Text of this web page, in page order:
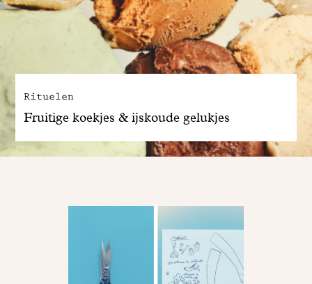
Rituelen
Fruitige koekjes & ijskoude gelukjes